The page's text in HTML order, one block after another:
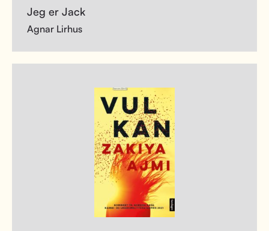
Jeg er Jack
Agnar Lirhus